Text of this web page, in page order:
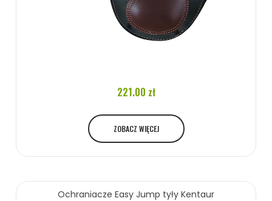
221.00 zł
ZOBACZ WIĘCEJ
Ochraniacze Easy Jump tyły Kentaur